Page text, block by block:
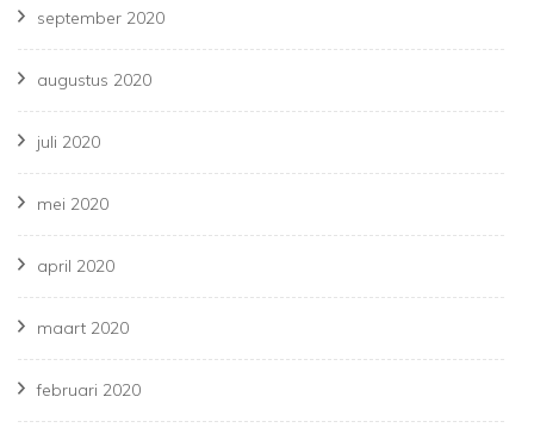
september 2020
augustus 2020
juli 2020
mei 2020
april 2020
maart 2020
februari 2020